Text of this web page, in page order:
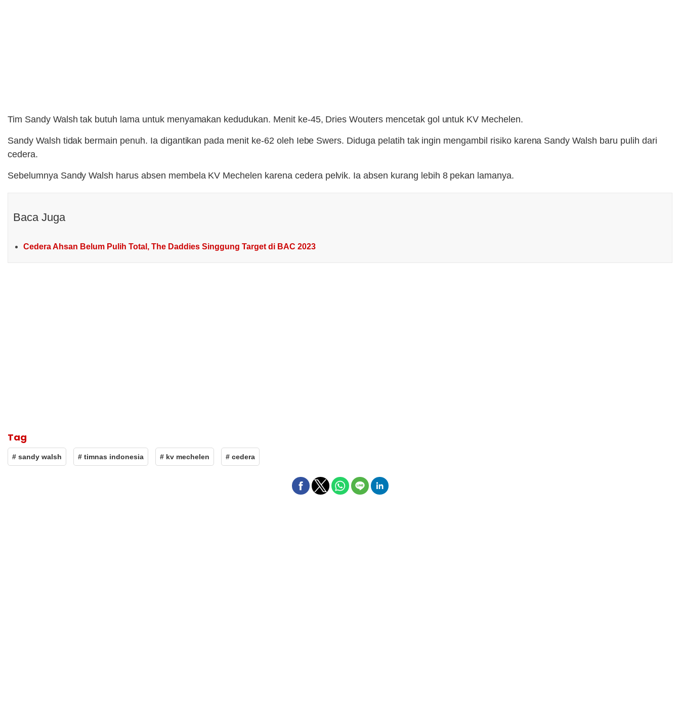
Tim Sandy Walsh tak butuh lama untuk menyamakan kedudukan. Menit ke-45, Dries Wouters mencetak gol untuk KV Mechelen.
Sandy Walsh tidak bermain penuh. Ia digantikan pada menit ke-62 oleh Iebe Swers. Diduga pelatih tak ingin mengambil risiko karena Sandy Walsh baru pulih dari
cedera.
Sebelumnya Sandy Walsh harus absen membela KV Mechelen karena cedera pelvik. Ia absen kurang lebih 8 pekan lamanya.
Baca Juga
Cedera Ahsan Belum Pulih Total, The Daddies Singgung Target di BAC 2023
Tag
# sandy walsh # timnas indonesia # kv mechelen # cedera